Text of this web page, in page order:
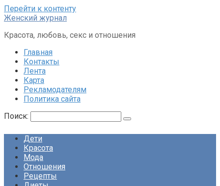
Перейти к контенту
Женский журнал
Красота, любовь, секс и отношения
Главная
Контакты
Лента
Карта
Рекламодателям
Политика сайта
Поиск:
Дети
Красота
Мода
Отношения
Рецепты